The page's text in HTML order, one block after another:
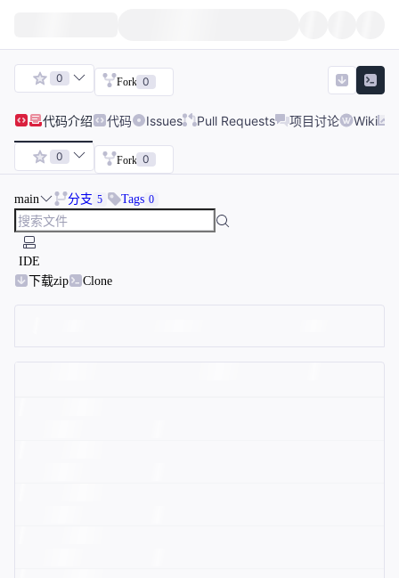
0 Fork 0
代码介绍 代码 Issues Pull Requests 项目讨论 Wiki
0 Fork 0
main 分支 5 Tags 0
IDE
下载zip
Clone